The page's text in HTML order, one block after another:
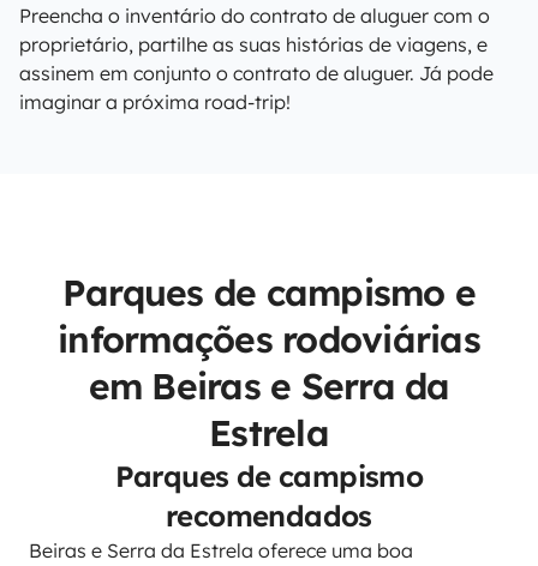
Preencha o inventário do contrato de aluguer com o
proprietário, partilhe as suas histórias de viagens, e
assinem em conjunto o contrato de aluguer. Já pode
imaginar a próxima road-trip!
Parques de campismo e
informações rodoviárias
em Beiras e Serra da
Estrela
Parques de campismo
recomendados
Beiras e Serra da Estrela oferece uma boa